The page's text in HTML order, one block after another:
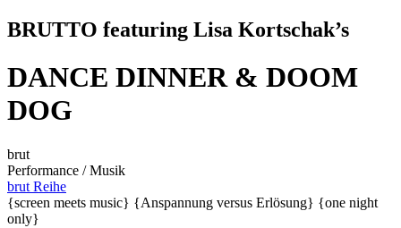
BRUTTO featuring Lisa Kortschak’s
DANCE DINNER & DOOM
DOG
brut
Performance / Musik
brut Reihe
{screen meets music} {Anspannung versus Erlösung} {one night
only}